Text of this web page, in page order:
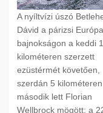
A nyíltvízi úszó
Dávid a párizsi
bajnokságon a keddi
kilométeren szerzett
ezüstérmét követően,
szerdán 5
második lett Florian
Wellbrock mögött; a